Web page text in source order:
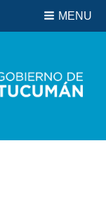
MENU